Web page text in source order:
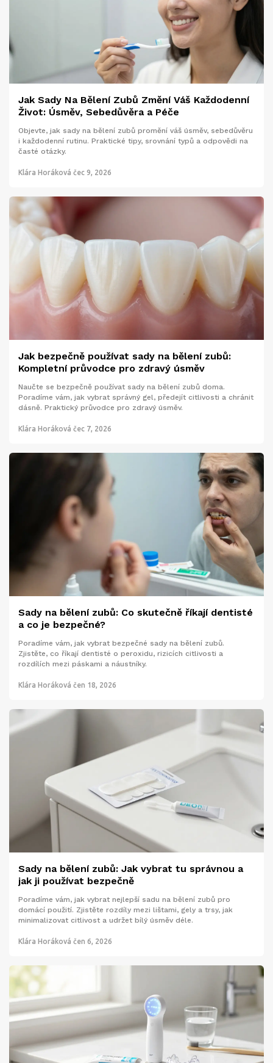
Jak Sady Na Bělení Zubů Změní Váš Každodenní
Život: Úsměv, Sebedůvěra a Péče
Objevte, jak sady na bělení zubů promění váš úsměv, sebedůvěru
i každodenní rutinu. Praktické tipy, srovnání typů a odpovědi na
časté otázky.
Klára Horáková čec 9, 2026
Jak bezpečně používat sady na bělení zubů:
Kompletní průvodce pro zdravý úsměv
Naučte se bezpečně používat sady na bělení zubů doma.
Poradíme vám, jak vybrat správný gel, předejít citlivosti a chránit
dásně. Praktický průvodce pro zdravý úsměv.
Klára Horáková čec 7, 2026
Sady na bělení zubů: Co skutečně říkají dentisté
a co je bezpečné?
Poradíme vám, jak vybrat bezpečné sady na bělení zubů.
Zjistěte, co říkají dentisté o peroxidu, rizicích citlivosti a
rozdílích mezi páskami a náustníky.
Klára Horáková čen 18, 2026
Sady na bělení zubů: Jak vybrat tu správnou a
jak ji používat bezpečně
Poradíme vám, jak vybrat nejlepší sadu na bělení zubů pro
domácí použití. Zjistěte rozdíly mezi lištami, gely a trsy, jak
minimalizovat citlivost a udržet bílý úsměv déle.
Klára Horáková čen 6, 2026